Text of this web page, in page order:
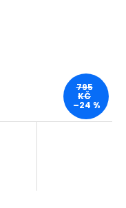
795
KČ
–24 %